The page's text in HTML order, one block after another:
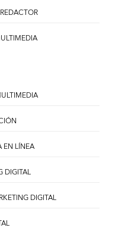
EN LÍNEA
DIGITAL
DIGITAL